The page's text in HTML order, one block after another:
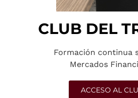
CLUB DEL
Formación continua
Mercados
ACCESO AL